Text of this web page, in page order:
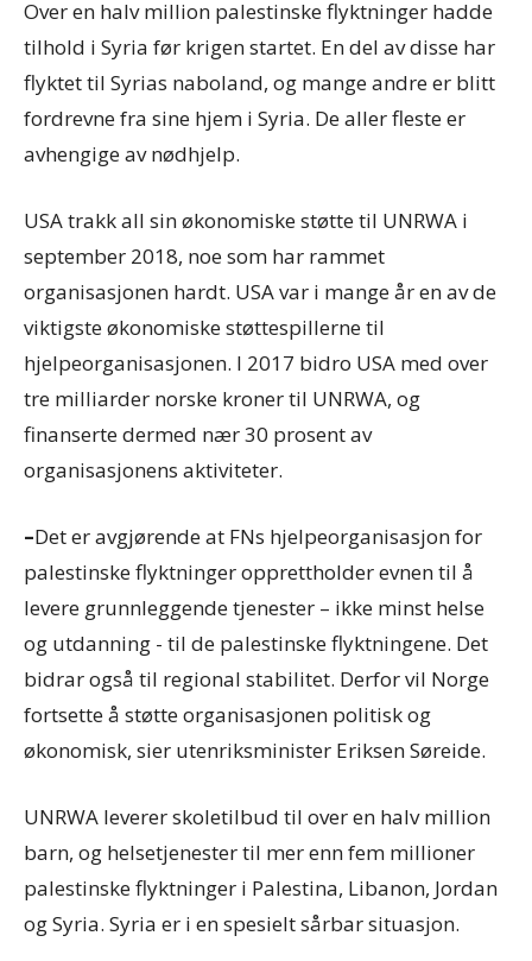
Over en halv million palestinske flyktninger hadde
tilhold i Syria før krigen startet. En del av disse har
flyktet til Syrias naboland, og mange andre er blitt
fordrevne fra sine hjem i Syria. De aller fleste er
avhengige av nødhjelp.
USA trakk all sin økonomiske støtte til UNRWA i
september 2018, noe som har rammet
organisasjonen hardt. USA var i mange år en av de
viktigste økonomiske støttespillerne til
hjelpeorganisasjonen. I 2017 bidro USA med over
tre milliarder norske kroner til UNRWA, og
finanserte dermed nær 30 prosent av
organisasjonens aktiviteter.
–Det er avgjørende at FNs hjelpeorganisasjon for
palestinske flyktninger opprettholder evnen til å
levere grunnleggende tjenester – ikke minst helse
og utdanning - til de palestinske flyktningene. Det
bidrar også til regional stabilitet. Derfor vil Norge
fortsette å støtte organisasjonen politisk og
økonomisk, sier utenriksminister Eriksen Søreide.
UNRWA leverer skoletilbud til over en halv million
barn, og helsetjenester til mer enn fem millioner
palestinske flyktninger i Palestina, Libanon, Jordan
og Syria. Syria er i en spesielt sårbar situasjon.